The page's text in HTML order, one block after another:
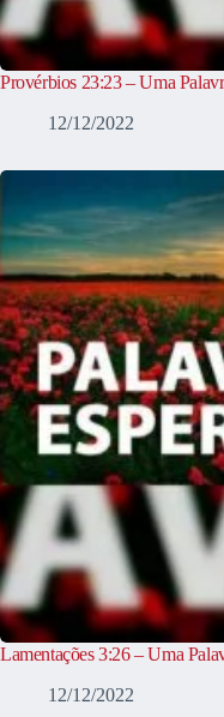
Provérbios 23:23 – Uma
12/12/2022
Lamentações 3:26 – Uma
12/12/2022